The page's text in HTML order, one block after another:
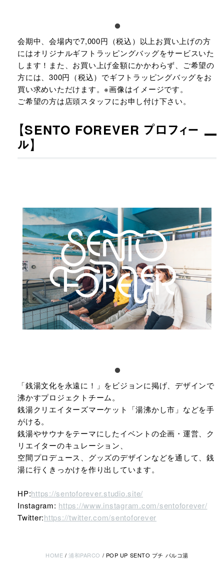
会期中、会場内で7,000円（税込）以上お買い上げの方
にはオリジナルギフトラッピングバッグをサービスいた
します！また、お買い上げ金額にかかわらず、ご希望の
方には、300円（税込）でギフトラッピングバッグをお
買い求めいただけます。※画像はイメージです。​
ご希望の方は店頭スタッフにお申し付け下さい。​
【SENTO FOREVER プロフィー
ル】​
「銭湯文化を永遠に！」をビジョンに掲げ、デザインで
沸かすプロジェクトチーム。​
銭湯クリエイターズマーケット「湯沸かし市」などを手
がける。​
銭湯やサウナをテーマにしたイベントの企画・運営、ク
リエイターのキュレーション、​
空間プロデュース、グッズのデザインなどを通して、銭
湯に行くきっかけを作り出しています。​
HP:https://sentoforever.studio.site/​
Instagram: https://www.instagram.com/sentoforever/​
Twitter:https://twitter.com/sentoforever​
HOME 浦和PARCO POP UP SENTO プチ パルコ湯